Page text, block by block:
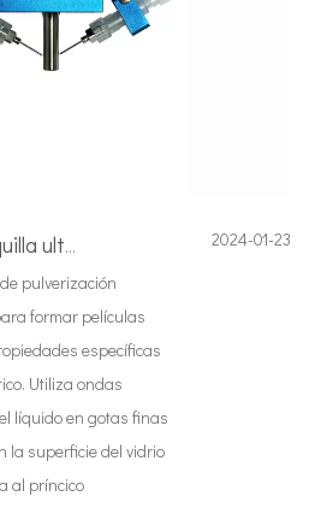
¿Se puede usar la boquilla ultrasonioc para la pulverización de células solares？
pulverización
formar películas
específicas
Utiliza ondas
líquido en gotas finas
la superficie del vidrio
al príncico
2024-01-23